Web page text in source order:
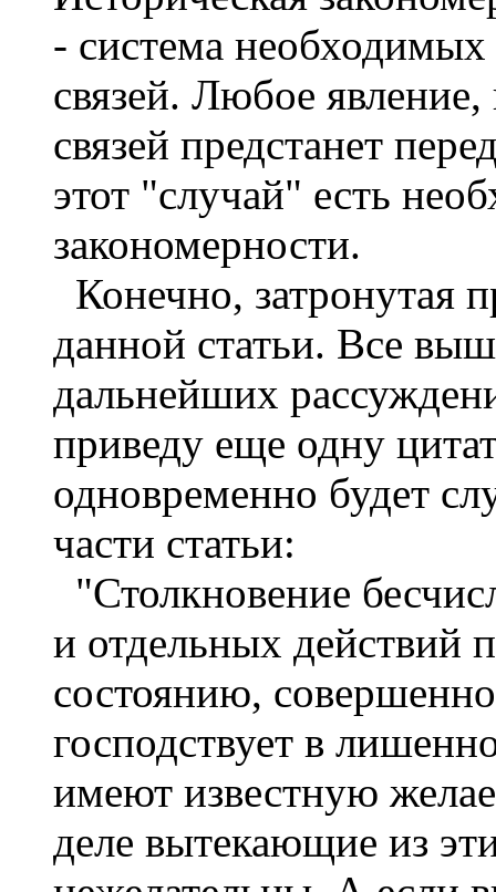
- система
связей. Любое явление,
связей предстанет
этот "случай" есть
закономерности.
Конечно, затронутая
данной статьи. Все
дальнейших
приведу еще одну
одновременно будет
части статьи:
"Столкновение
и отдельных действий
состоянию,
господствует в
имеют известную
деле вытекающие из